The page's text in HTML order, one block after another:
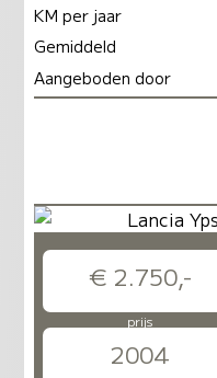
KM per jaar
Gemiddeld
Aangeboden door
€ 2.750,-
prijs
2004